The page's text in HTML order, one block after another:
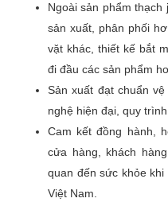
Ngoài sản phẩm thạch
sản xuất, phân phối
vặt khác, thiết kế bắt
đi đầu các sản phẩm
Sản xuất đạt chuẩn
nghệ hiện đại, quy trình
Cam kết đồng hành,
cửa hàng, khách
quan đến sức khỏe
Việt Nam.